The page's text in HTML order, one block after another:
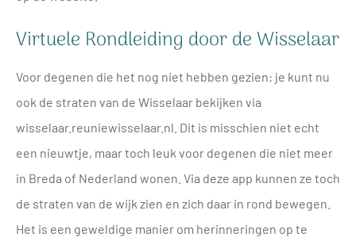
Virtuele Rondleiding door de Wisselaar
Voor degenen die het nog niet hebben gezien: je kunt nu
ook de straten van de Wisselaar bekijken via
wisselaar.reuniewisselaar.nl. Dit is misschien niet echt
een nieuwtje, maar toch leuk voor degenen die niet meer
in Breda of Nederland wonen. Via deze app kunnen ze toch
de straten van de wijk zien en zich daar in rond bewegen.
Het is een geweldige manier om herinneringen op te